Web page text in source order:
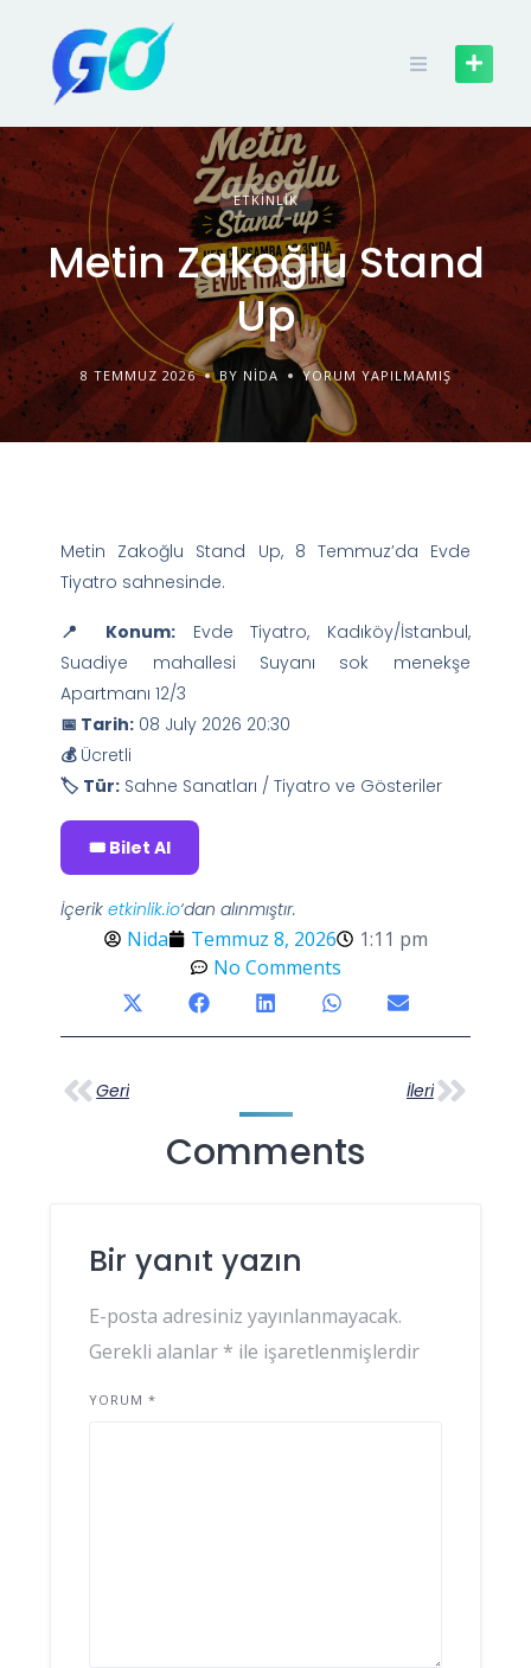
ETKINLIK
Metin Zakoğlu Stand
Up
8 TEMMUZ 2026 BY NIDA YORUM YAPILMAMIŞ
Metin Zakoğlu Stand Up, 8 Temmuz’da Evde
Tiyatro sahnesinde.
📍 Konum: Evde Tiyatro, Kadıköy/İstanbul,
Suadiye mahallesi Suyanı sok menekşe
Apartmanı 12/3
📅 Tarih: 08 July 2026 20:30
💰Ücretli
🏷️ Tür: Sahne Sanatları / Tiyatro ve Gösteriler
🎟️ Bilet Al
İçeriketkinlik.io‘dan alınmıştır.
Nida Temmuz 8, 2026
1:11 pm
No Comments
Geri İleri
Comments
Bir yanıt yazın
E-posta adresiniz yayınlanmayacak.
Gerekli alanlar * ile işaretlenmişlerdir
YORUM *